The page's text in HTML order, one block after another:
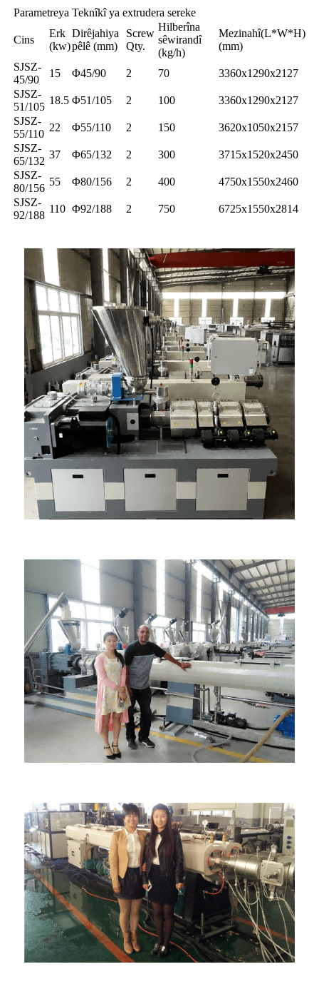
Parametreya Teknîkî ya extrudera sereke
Cins
Erk
(kw)
Dirêjahiya
pêlê (mm)
Screw
Qty.
Hilberîna
sêwirandî
(kg/h)
Mezinahî(L*W*H)
(mm)
SJSZ-
45/90
15 Φ45/90 2 70
3360x1290x2127
SJSZ-
51/105
18.5 Φ51/105 2 100
3360x1290x2127
SJSZ-
55/110
22 Φ55/110 2 150
3620x1050x2157
SJSZ-
65/132
37 Φ65/132 2 300
3715x1520x2450
SJSZ-
80/156
55 Φ80/156 2 400
4750x1550x2460
SJSZ-
92/188
110 Φ92/188 2 750 6725x1550x2814